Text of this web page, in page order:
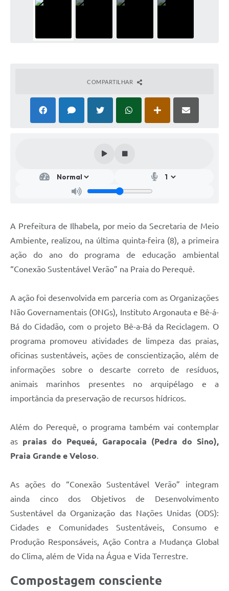
COMPARTILHAR
A Prefeitura de Ilhabela, por meio da Secretaria de Meio
Ambiente, realizou, na última quinta-feira (8), a primeira
ação do ano do programa de educação ambiental
“Conexão Sustentável Verão” na Praia do Perequê.
A ação foi desenvolvida em parceria com as Organizações
Não Governamentais (ONGs), Instituto Argonauta e Bê-á-
Bá do Cidadão, com o projeto Bê-a-Bá da Reciclagem. O
programa promoveu atividades de limpeza das praias,
oficinas sustentáveis, ações de conscientização, além de
informações sobre o descarte correto de resíduos,
animais marinhos presentes no arquipélago e a
importância da preservação de recursos hídricos.
Além do Perequê, o programa também vai contemplar
as praias do Pequeá, Garapocaia (Pedra do Sino),
Praia Grande e Veloso.
As ações do “Conexão Sustentável Verão” integram
ainda cinco dos Objetivos de Desenvolvimento
Sustentável da Organização das Nações Unidas (ODS):
Cidades e Comunidades Sustentáveis, Consumo e
Produção Responsáveis, Ação Contra a Mudança Global
do Clima, além de Vida na Água e Vida Terrestre.
Compostagem consciente